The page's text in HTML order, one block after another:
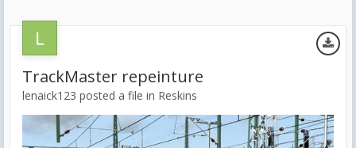
TrackMaster repeinture
lenaick123 posted a file in Reskins